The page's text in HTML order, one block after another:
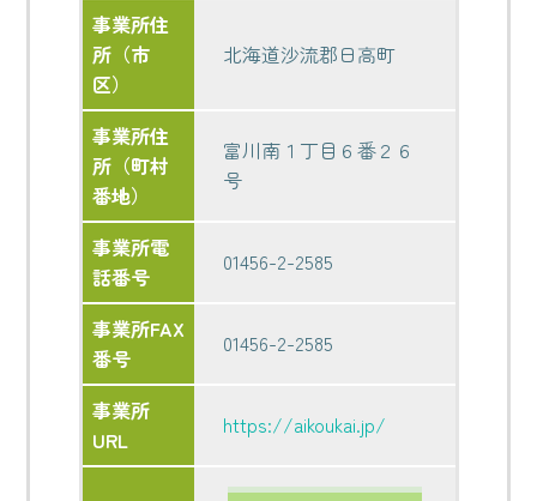
事業所住
所（市
区）
北海道沙流郡日高町
事業所住
所（町村
番地）
富川南１丁目６番２６
号
事業所電
話番号
01456-2-2585
事業所FAX
番号
01456-2-2585
事業所
URL
https://aikoukai.jp/